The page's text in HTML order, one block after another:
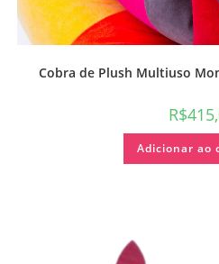
Cobra de Plush Multiuso
R$
Adicionar ao